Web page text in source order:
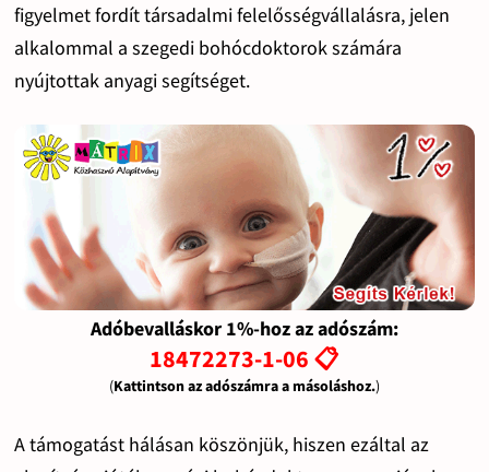
figyelmet fordít társadalmi felelősségvállalásra, jelen
alkalommal a szegedi bohócdoktorok számára
nyújtottak anyagi segítséget.
Adóbevalláskor 1%-hoz az adószám:
18472273-1-06 📋
(Kattintson az adószámra a másoláshoz.)
A támogatást hálásan köszönjük, hiszen ezáltal az